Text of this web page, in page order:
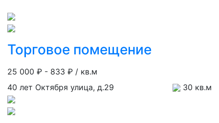
Торговое помещение
25 000 ₽ - 833 ₽ / кв.м
40 лет Октября улица, д.29
30 кв.м